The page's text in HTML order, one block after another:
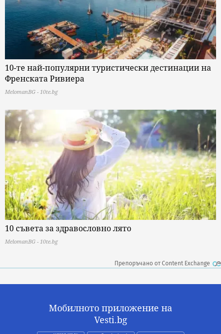
10-те най-популярни туристически дестинации на
Френската Ривиера
MelomanBG - 10te.bg
10 съвета за здравословно лято
MelomanBG - 10te.bg
Препоръчано от Content Exchange
Мобилното приложение на
Vesti.bg